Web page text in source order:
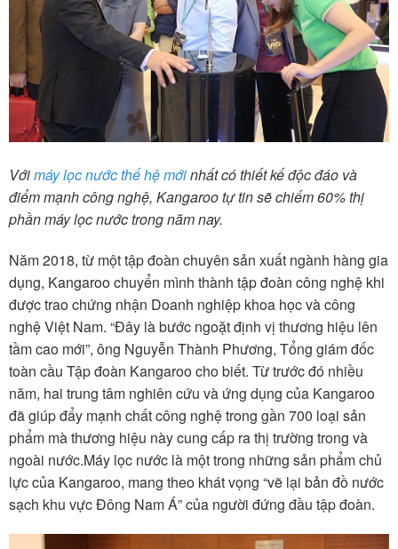
Vớimáy lọc nước thế hệ mớinhất có thiết kế độc đáo và
điểm mạnh công nghệ, Kangaroo tự tin sẽ chiếm 60% thị
phần máy lọc nước trong năm nay.
Năm 2018, từ một tập đoàn chuyên sản xuất ngành hàng gia
dụng, Kangaroo chuyển mình thành tập đoàn công nghệ khi
được trao chứng nhận Doanh nghiệp khoa học và công
nghệ Việt Nam. “Đây là bước ngoặt định vị thương hiệu lên
tầm cao mới”, ông Nguyễn Thành Phương, Tổng giám đốc
toàn cầu Tập đoàn Kangaroo cho biết. Từ trước đó nhiều
năm, hai trung tâm nghiên cứu và ứng dụng của Kangaroo
đã giúp đẩy mạnh chất công nghệ trong gần 700 loại sản
phẩm mà thương hiệu này cung cấp ra thị trường trong và
ngoài nước.Máy lọc nước là một trong những sản phẩm chủ
lực của Kangaroo, mang theo khát vọng “vẽ lại bản đồ nước
sạch khu vực Đông Nam Á” của người đứng đầu tập đoàn.